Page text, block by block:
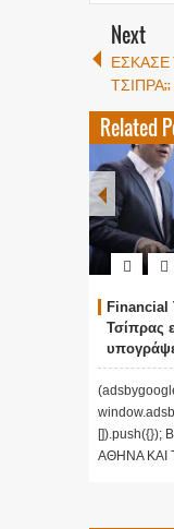
Next
ΕΣΚΑΣΕ
ΤΣΙΠΡΑ;;
Related
Τσίπρας
[]).push({});
ΑΘΗΝΑ ΚΑΙ